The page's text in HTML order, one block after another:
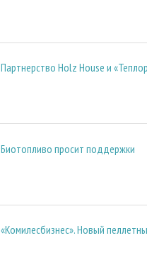
Партнерство Holz House и
Биотопливо просит поддержки
«Комилесбизнес». Новый